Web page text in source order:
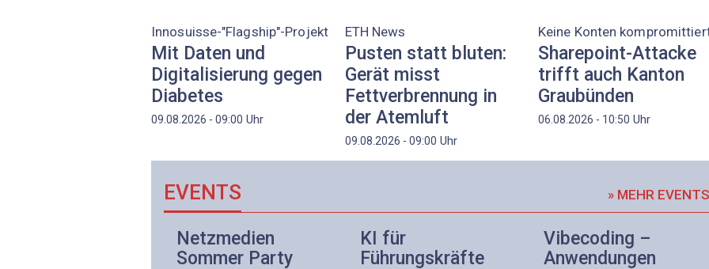
Innosuisse-"Flagship"-Projekt
Mit Daten und
Digitalisierung gegen
Diabetes
09.08.2026 - 09:00 Uhr
ETH News
Pusten statt bluten:
Gerät misst
Fettverbrennung in
der Atemluft
09.08.2026 - 09:00 Uhr
Keine Konten
Sharepoint-Attacke
trifft auch Kanton
Graubünden
06.08.2026 - 10:50 Uhr
EVENTS » MEHR EVENTS
Netzmedien
Sommer Party
KI für
Führungskräfte
Vibecoding –
Anwendungen